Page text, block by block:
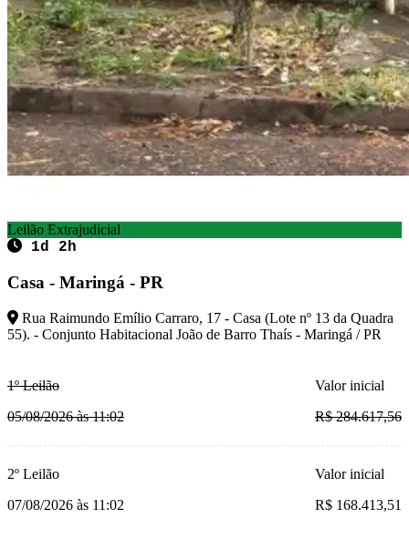
Leilão Extrajudicial
1d 2h
Casa - Maringá - PR
Rua Raimundo Emílio Carraro, 17 - Casa (Lote nº 13 da Quadra
55). - Conjunto Habitacional João de Barro Thaís - Maringá / PR
1º Leilão
05/08/2026 às 11:02
Valor inicial
R$ 284.617,56
2º Leilão
07/08/2026 às 11:02
Valor inicial
R$ 168.413,51